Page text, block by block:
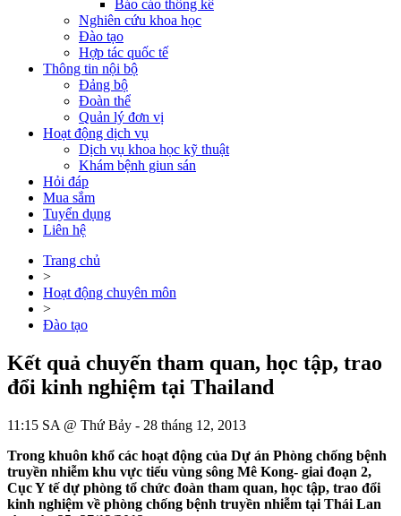
Báo cáo thống kê
Nghiên cứu khoa học
Đào tạo
Hợp tác quốc tế
Thông tin nội bộ
Đảng bộ
Đoàn thể
Quản lý đơn vị
Hoạt động dịch vụ
Dịch vụ khoa học kỹ thuật
Khám bệnh giun sán
Hỏi đáp
Mua sắm
Tuyển dụng
Liên hệ
Trang chủ
>
Hoạt động chuyên môn
>
Đào tạo
Kết quả chuyến tham quan, học tập, trao
đổi kinh nghiệm tại Thailand
11:15 SA @ Thứ Bảy - 28 tháng 12, 2013
Trong khuôn khổ các hoạt động của Dự án Phòng chống bệnh
truyền nhiễm khu vực tiểu vùng sông Mê Kong- giai đoạn 2,
Cục Y tế dự phòng tổ chức đoàn tham quan, học tập, trao đổi
kinh nghiệm về phòng chống bệnh truyền nhiễm tại Thái Lan